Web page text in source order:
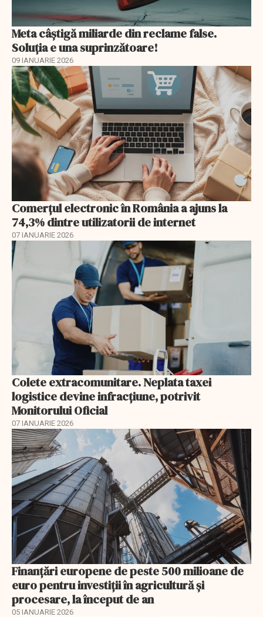
Meta câștigă miliarde din reclame false.
Soluția e una suprinzătoare!
09 IANUARIE 2026
Comerțul electronic în România a ajuns la
74,3% dintre utilizatorii de internet
07 IANUARIE 2026
Colete extracomunitare. Neplata taxei
logistice devine infracțiune, potrivit
Monitorului Oficial
07 IANUARIE 2026
Finanţări europene de peste 500 milioane de
euro pentru investiţii în agricultură şi
procesare, la început de an
05 IANUARIE 2026